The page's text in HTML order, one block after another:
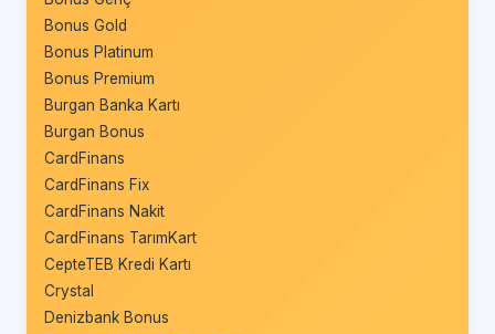
Bonus Gold
Bonus Platinum
Bonus Premium
Burgan Banka Kartı
Burgan Bonus
CardFinans
CardFinans Fix
CardFinans Nakit
CardFinans TarımKart
CepteTEB Kredi Kartı
Crystal
Denizbank Bonus